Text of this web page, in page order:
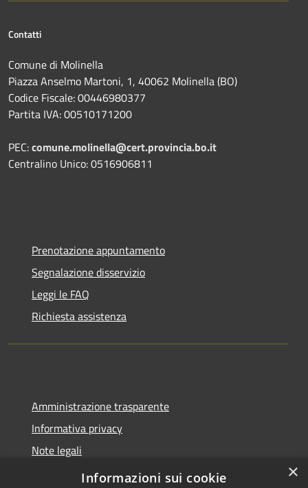
Contatti
Comune di Molinella
Piazza Anselmo Martoni, 1, 40062 Molinella (BO)
Codice Fiscale: 00446980377
Partita IVA: 00510171200
PEC:comune.molinella@cert.provincia.bo.it
Centralino Unico: 0516906811
Prenotazione appuntamento
Segnalazione disservizio
Leggi le FAQ
Richiesta assistenza
Amministrazione trasparente
Informativa privacy
Note legali
Dichiarazione di accessibilità
×
Informazioni sui cookie